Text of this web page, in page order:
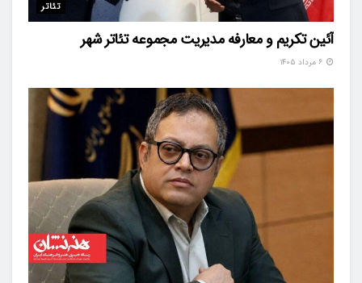
تئاتر
آئین تکریم و معارفه مدیریت مجموعه تئاتر شهر